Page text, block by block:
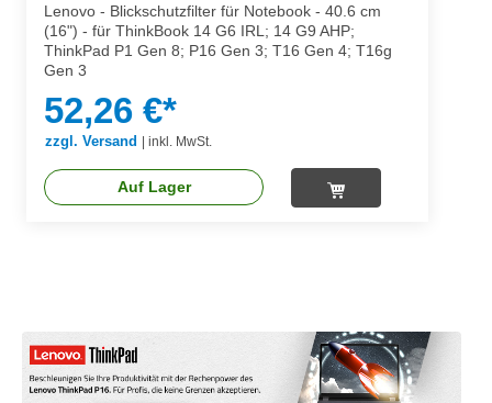
Lenovo - Blickschutzfilter für Notebook - 40.6 cm
(16") - für ThinkBook 14 G6 IRL; 14 G9 AHP;
ThinkPad P1 Gen 8; P16 Gen 3; T16 Gen 4; T16g
Gen 3
52,26 €*
zzgl. Versand inkl. MwSt.
Auf Lager